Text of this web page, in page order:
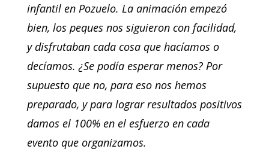
infantil en Pozuelo. La animación empezó
bien, los peques nos siguieron con facilidad,
y disfrutaban cada cosa que hacíamos o
decíamos. ¿Se podía esperar menos? Por
supuesto que no, para eso nos hemos
preparado, y para lograr resultados positivos
damos el 100% en el esfuerzo en cada
evento que organizamos.